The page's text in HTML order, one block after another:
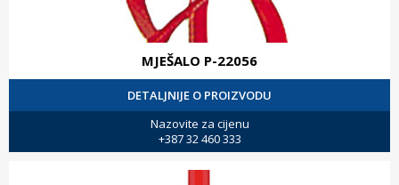
MJEŠALO P-22056
DETALJNIJE O PROIZVODU
Nazovite za cijenu
+387 32 460 333